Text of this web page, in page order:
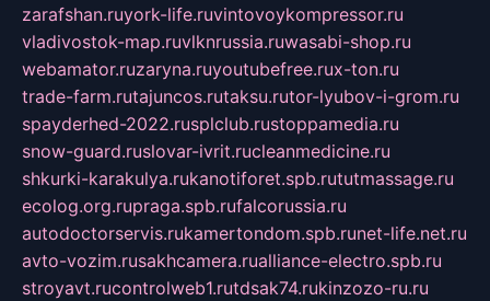
zarafshan.ruyork-life.ruvintovoykompressor.ru
vladivostok-map.ruvlknrussia.ruwasabi-shop.ru
webamator.ruzaryna.ruyoutubefree.rux-ton.ru
trade-farm.rutajuncos.rutaksu.rutor-lyubov-i-grom.ru
spayderhed-2022.rusplclub.rustoppamedia.ru
snow-guard.ruslovar-ivrit.rucleanmedicine.ru
shkurki-karakulya.rukanotiforet.spb.rututmassage.ru
ecolog.org.rupraga.spb.rufalcorussia.ru
autodoctorservis.rukamertondom.spb.runet-life.net.ru
avto-vozim.rusakhcamera.rualliance-electro.spb.ru
stroyavt.rucontrolweb1.rutdsak74.rukinzozo-ru.ru